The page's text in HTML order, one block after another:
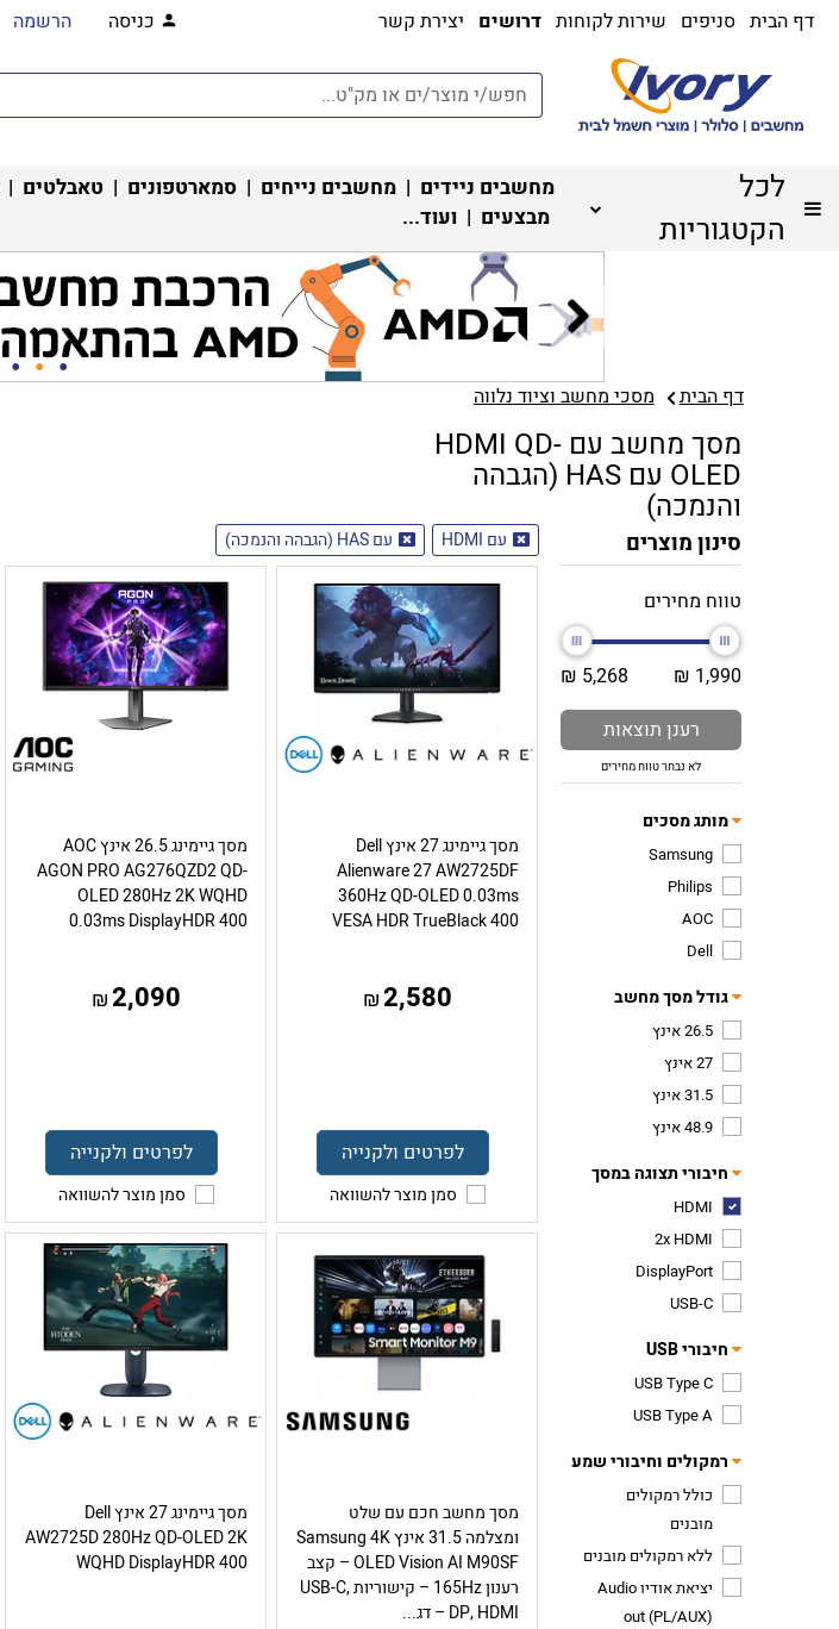
דף הבית סניפים שירות לקוחות דרושים יצירת קשר כניסה הרשמה
לכל
הקטגוריות
מחשבים ניידים | מחשבים נייחים | סמארטפונים | טאבלטים |
מבצעים | ועוד...
דף הבית מסכי מחשב וציוד נלווה
מסך מחשב עם HDMI QD-
OLED עם HAS (הגבהה
והנמכה)
סינון מוצרים
טווח מחירים
1,990 ₪
5,268 ₪
רענן תוצאות
לא נבחר טווח מחירים
מותג מסכים
Samsung
Philips
AOC
Dell
גודל מסך מחשב
26.5 אינץ
27 אינץ
31.5 אינץ
48.9 אינץ
חיבורי תצוגה במסך
HDMI
2x HDMI
DisplayPort
USB-C
חיבורי USB
USB Type C
USB Type A
רמקולים וחיבורי שמע
כולל רמקולים
מובנים
ללא רמקולים מובנים
יציאת אודיו Audio
out (PL/AUX)
עם HDMI עם HAS (הגבהה והנמכה)
מסך גיימינג 27 אינץ Dell
Alienware 27 AW2725DF
360Hz QD-OLED 0.03ms
VESA HDR TrueBlack 400
2,580
₪
לפרטים ולקנייה
סמן מוצר להשוואה
מסך גיימינג 26.5 אינץ AOC
AGON PRO AG276QZD2 QD-
OLED 280Hz 2K WQHD
0.03ms DisplayHDR 400
2,090
₪
לפרטים ולקנייה
סמן מוצר להשוואה
מסך מחשב חכם עם שלט
ומצלמה 31.5 אינץ Samsung 4K
OLED Vision AI M90SF – קצב
רענון 165Hz – קישוריות USB-C,
DP, HDMI – דג...
מסך גיימינג 27 אינץ Dell
AW2725D 280Hz QD-OLED 2K
WQHD DisplayHDR 400